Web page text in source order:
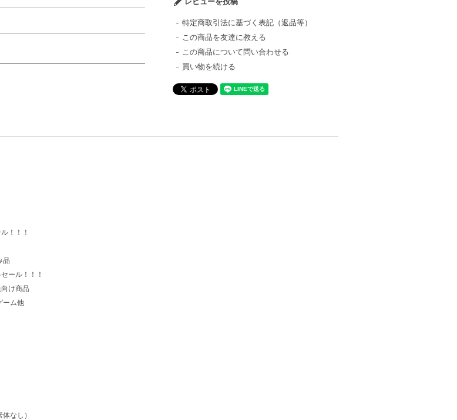
特定商取引法に基づく表記（返品等）
この商品を友達に教える
この商品について問い合わせる
買い物を続ける
！！！
品
ール！！！
け商品
ーム他
なし）